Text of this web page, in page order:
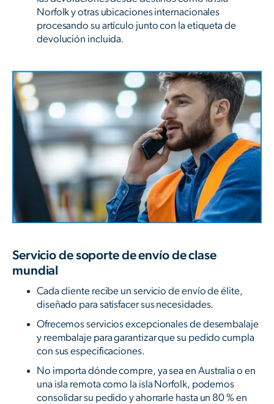
Norfolk y otras ubicaciones internacionales
procesando su artículo junto con la etiqueta de
devolución incluida.
Servicio de soporte de envío de clase
mundial
Cada cliente recibe un servicio de envío de élite,
diseñado para satisfacer sus necesidades.
Ofrecemos servicios excepcionales de desembalaje
y reembalaje para garantizar que su pedido cumpla
con sus especificaciones.
No importa dónde compre, ya sea en Australia o en
una isla remota como la isla Norfolk, podemos
consolidar su pedido y ahorrarle hasta un 80 % en